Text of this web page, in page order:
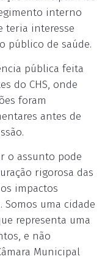
interno
teria interesse
público de saúde.
pública feita
do CHS, onde
foram
antes de
o assunto pode
rigorosa das
impactos
Somos uma cidade
representa uma
e não
Municipal